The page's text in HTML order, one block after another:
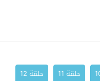
حلقة 11
حلقة 12